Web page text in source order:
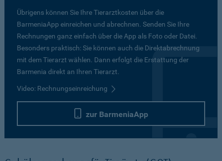
Übrigens können Sie Ihre Tierarztkosten über die
BarmeniaApp einreichen und abrechnen. Senden Sie Ihre
Rechnungen ganz einfach über die App als Foto oder Datei.
Besonders praktisch: Sie können auch die Direktabrechnung
mit dem Tierarzt wählen. Dann erfolgt die Erstattung der
Barmenia direkt an Ihren Tierarzt.
Video: Rechnungseinreichung
zur BarmeniaApp